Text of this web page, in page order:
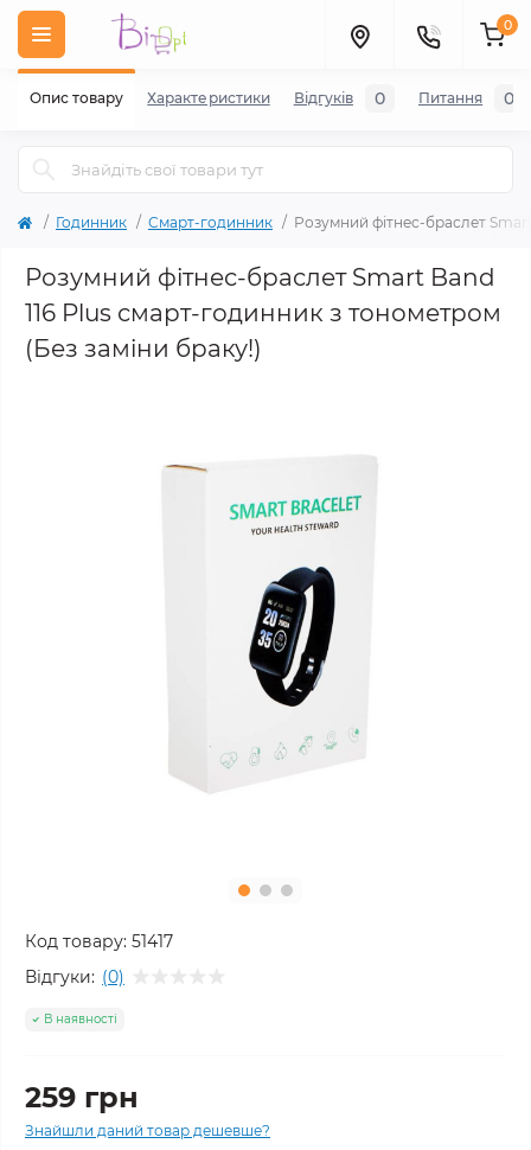
0
Годинник Смарт-годинник Розумний фітнес-браслет
Розумний фітнес-браслет Smart Band
116 Plus смарт-годинник з тонометром
(Без заміни браку!)
Код товару: 51417
Відгуки: (0)
В наявності
259 грн
Знайшли даний товар дешевше?
Опис товару Характеристики Відгуків 0 Питання 0